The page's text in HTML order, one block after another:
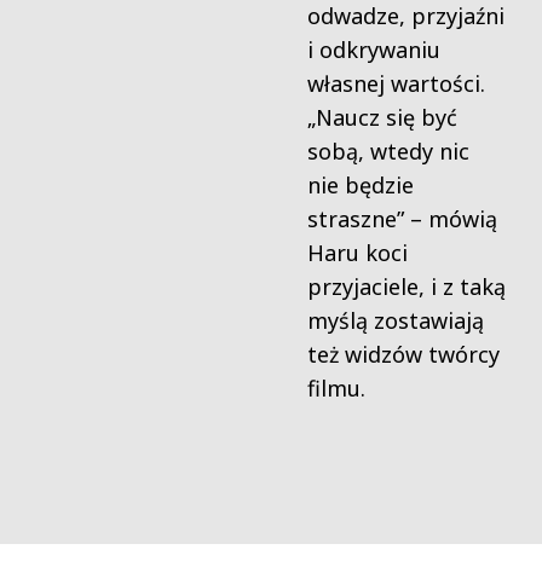
odwadze, przyjaźni
i odkrywaniu
własnej wartości.
„Naucz się być
sobą, wtedy nic
nie będzie
straszne” – mówią
Haru koci
przyjaciele, i z taką
myślą zostawiają
też widzów twórcy
filmu.